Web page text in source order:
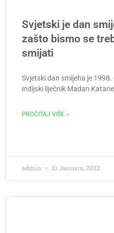
Svjetski je dan
zašto bismo se
smijati
Svjetski dan smijeha je
indijski liječnik Madan
PROČITAJ VIŠE »
admin 10 Januara, 2022